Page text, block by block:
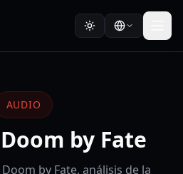
AUDIO
by Fate
by Fate, análisis de la